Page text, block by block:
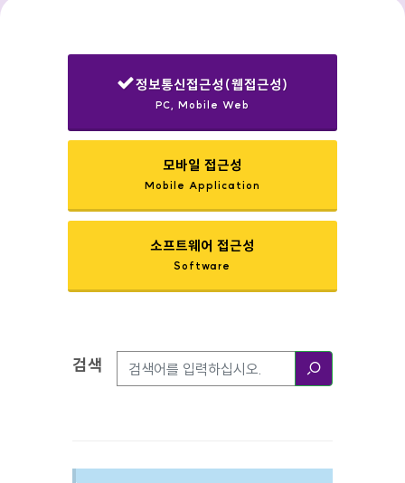
정보통신접근성(웹접근성)
PC, Mobile Web
모바일 접근성
Mobile Application
소프트웨어 접근성
Software
검색옵션
검색